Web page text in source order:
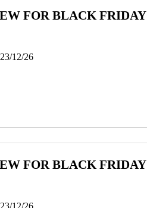
FOR BLACK FRIDAY
12/26
FOR BLACK FRIDAY
12/26